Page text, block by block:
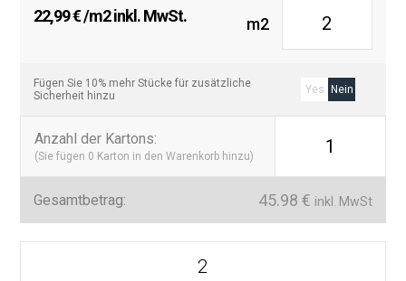
22,99€/m2 inkl. MwSt. m2
Fügen Sie 10% mehr Stücke für zusätzliche
Sicherheit hinzu
Yes Nein
Anzahl der Kartons:
(Sie fügen 0 Karton in den Warenkorb hinzu) 1
Gesamtbetrag: 45.98 € inkl. MwSt